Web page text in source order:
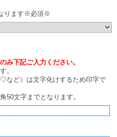
ります※必須※
み下記ご入力ください。
。
など）は文字化けするため印字で
50文字までとなります。